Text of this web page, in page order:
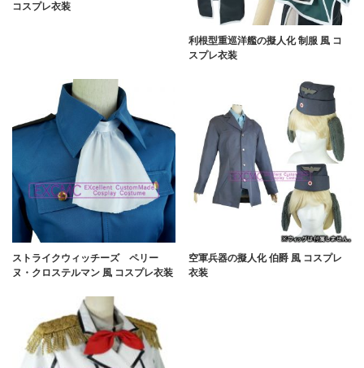
コスプレ衣装
利根型重巡洋艦の擬人化 制服 風 コ
スプレ衣装
ストライクウィッチーズ ペリー
ヌ・クロステルマン 風 コスプレ衣装
空軍兵器の擬人化 伯爵 風 コスプレ
衣装